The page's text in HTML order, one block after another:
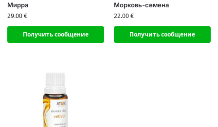
Мирра
29.00€
Получить сообщение
Морковь-семена
22.00€
Получить сообщение